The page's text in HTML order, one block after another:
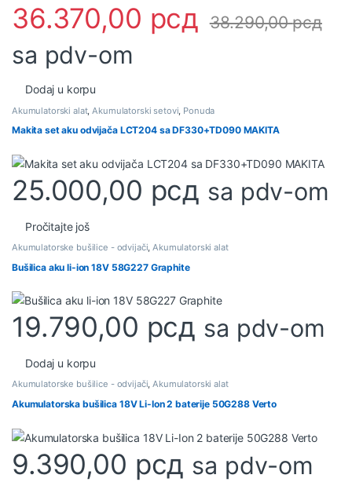
36.370,00 рсд 38.290,00рсд
sa pdv-om
Dodaj u korpu
Akumulatorski alat,Akumulatorski setovi, Ponuda
Makita set aku odvijača LCT204 sa DF330+TD090 MAKITA
25.000,00 рсд sa pdv-om
Pročitajte još
Akumulatorske bušilice - odvijači,Akumulatorski alat
Bušilica aku li-ion 18V 58G227 Graphite
19.790,00 рсд sa pdv-om
Dodaj u korpu
Akumulatorske bušilice - odvijači,Akumulatorski alat
Akumulatorska bušilica 18V Li-Ion 2 baterije 50G288 Verto
9.390,00 рсд sa pdv-om